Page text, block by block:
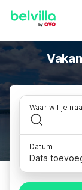
Waar wil je
Datum
Data